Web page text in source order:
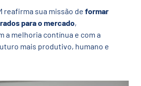
reafirma sua missão de formar
para o mercado,
a melhoria contínua e com a
mais produtivo, humano e